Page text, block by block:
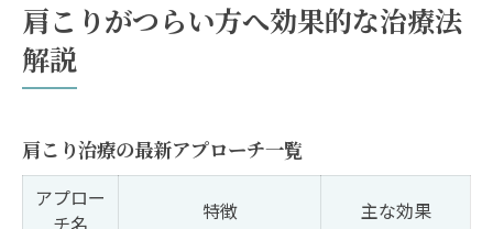
肩こりがつらい方へ効果的な治療法
解説
肩こり治療の最新アプローチ一覧
アプロー
チ名
特徴 主な効果